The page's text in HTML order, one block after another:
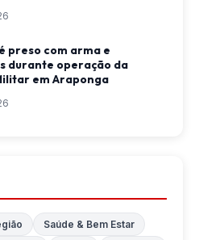
preso com arma e
durante operação da
em Araponga
Saúde & Bem Estar